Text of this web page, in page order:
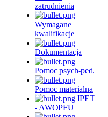
zatrudnienia
Wymagane
kwalifikacje
Dokumentacja
Pomoc psych-ped.
Pomoc materialna
IPET
- AWOPFU